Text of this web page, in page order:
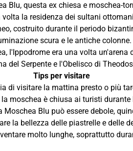
Blu, questa ex chiesa e moschea-
la residenza dei sultani
costruito durante il periodo
scura e le antiche colonne.
l'Ippodrome era una volta
del Serpente e l'Obelisco di
Tips per visitare
di visitare la mattina presto o più
moschea è chiusa ai turisti durante
Blu può essere debole,
la bellezza delle piastrelle e delle
molto lunghe, soprattutto